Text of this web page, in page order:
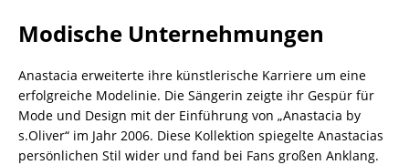
Modische Unternehmungen
Anastacia erweiterte ihre künstlerische Karriere um eine
erfolgreiche Modelinie. Die Sängerin zeigte ihr Gespür für
Mode und Design mit der Einführung von „Anastacia by
s.Oliver“ im Jahr 2006. Diese Kollektion spiegelte Anastacias
persönlichen Stil wider und fand bei Fans großen Anklang.